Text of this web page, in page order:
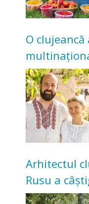
O
Acum
bunicilor
Arhitectul
Rusu a